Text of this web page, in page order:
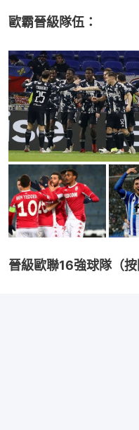
歐霸晉級隊伍：
晉級歐聯16強球隊（按